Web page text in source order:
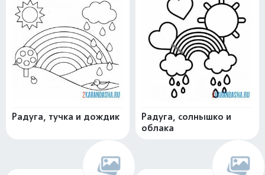
Радуга, тучка и дождик
Радуга, солнышко и
облака